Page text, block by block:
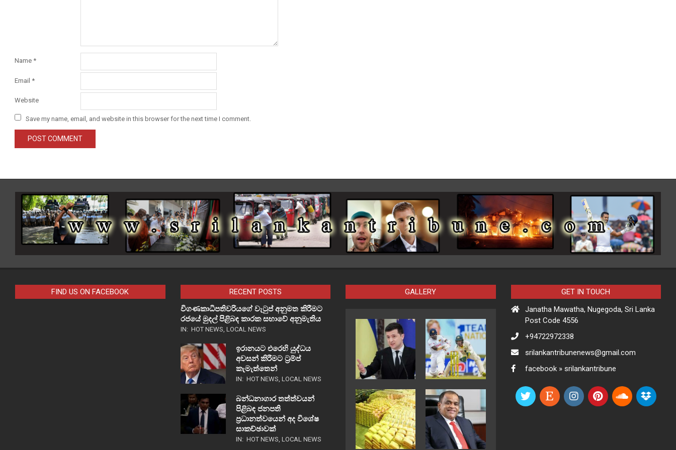
Name *
Email *
Website
Save my name, email, and website in this browser for the next time I comment.
FIND US ON FACEBOOK
RECENT POSTS
විගණකාධිපතිවරියගේ වැටුප් අනුමත කිරීමට
රජයේ මුදල් පිළිබඳ කාරක සභාවේ අනුමැතිය
IN: HOT NEWS, LOCAL NEWS
ඉරානයට එරෙහි යුද්ධය
අවසන් කිරීමට ට්‍රම්ප්
කැමැත්තෙන්
IN: HOT NEWS, LOCAL NEWS
බන්ධනාගාර තත්ත්වයන්
පිළිබඳ ජනපති
ප්‍රධානත්වයෙන් අද විශේෂ
සාකච්ඡාවක්
IN: HOT NEWS, LOCAL NEWS
GALLERY
GET IN TOUCH
Janatha Mawatha, Nugegoda, Sri Lanka
Post Code 4556
+94722972338
srilankantribunenews@gmail.com
facebook » srilankantribune